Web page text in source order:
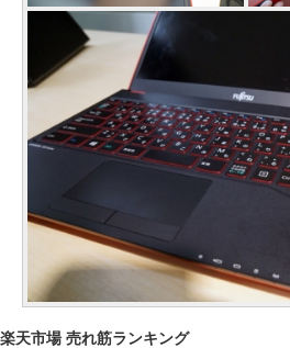
楽天市場 売れ筋ランキング